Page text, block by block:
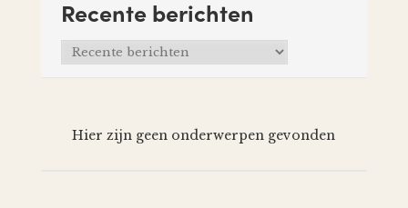
Recente berichten
Hier zijn geen onderwerpen gevonden